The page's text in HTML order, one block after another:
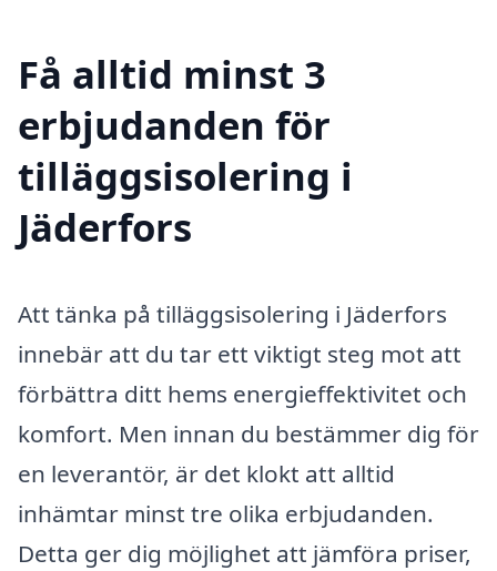
Få alltid minst 3
erbjudanden för
tilläggsisolering i
Jäderfors
Att tänka på tilläggsisolering i Jäderfors
innebär att du tar ett viktigt steg mot att
förbättra ditt hems energieffektivitet och
komfort. Men innan du bestämmer dig för
en leverantör, är det klokt att alltid
inhämtar minst tre olika erbjudanden.
Detta ger dig möjlighet att jämföra priser,